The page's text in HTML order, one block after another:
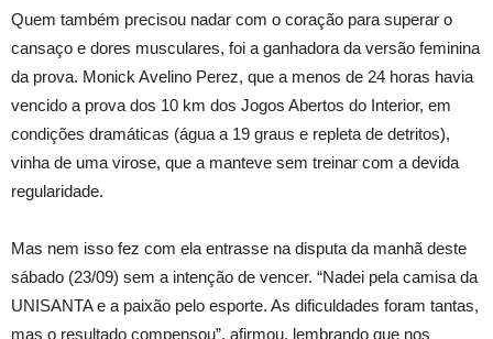
Quem também precisou nadar com o coração para superar o
cansaço e dores musculares, foi a ganhadora da versão feminina
da prova. Monick Avelino Perez, que a menos de 24 horas havia
vencido a prova dos 10 km dos Jogos Abertos do Interior, em
condições dramáticas (água a 19 graus e repleta de detritos),
vinha de uma virose, que a manteve sem treinar com a devida
regularidade.
Mas nem isso fez com ela entrasse na disputa da manhã deste
sábado (23/09) sem a intenção de vencer. “Nadei pela camisa da
UNISANTA e a paixão pelo esporte. As dificuldades foram tantas,
mas o resultado compensou”, afirmou, lembrando que nos